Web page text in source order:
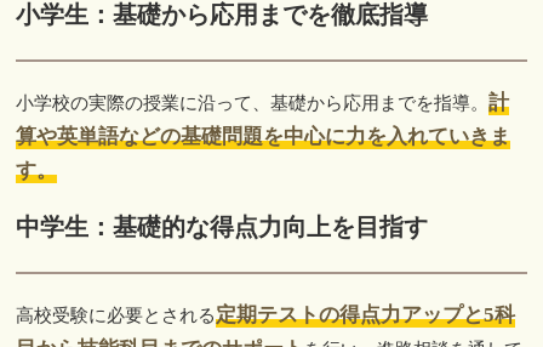
小学生：基礎から応用までを徹底指導
小学校の実際の授業に沿って、基礎から応用までを指導。計
算や英単語などの基礎問題を中心に力を入れていきま
す。
中学生：基礎的な得点力向上を目指す
高校受験に必要とされる定期テストの得点力アップと5科